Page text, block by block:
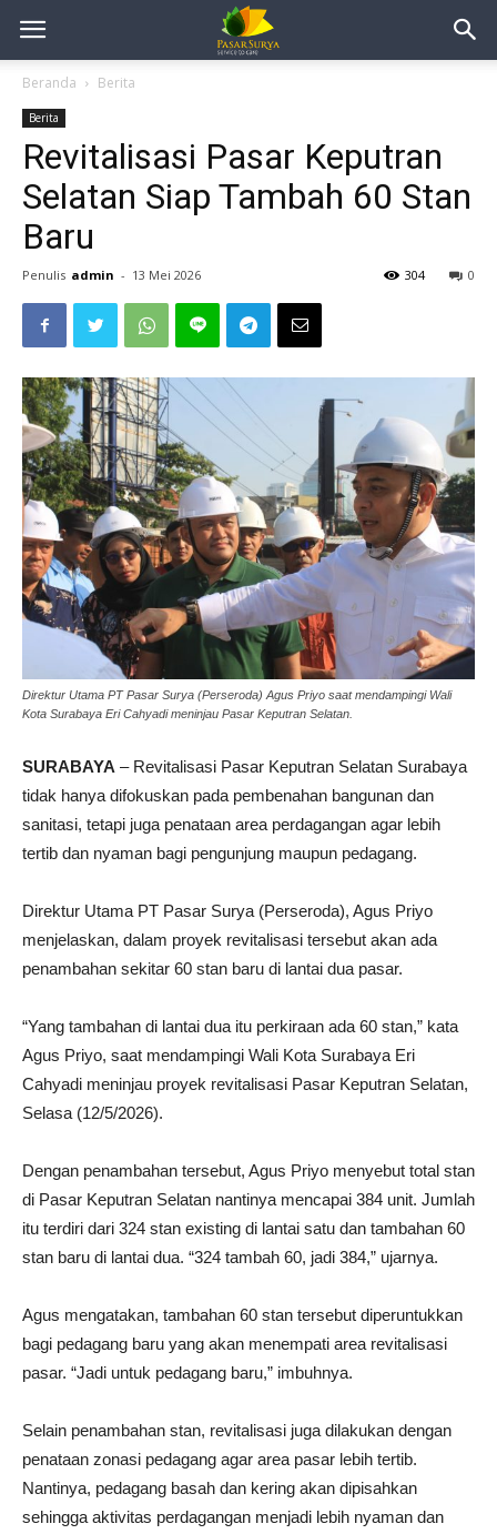
Beranda Berita
Berita
Revitalisasi Pasar Keputran
Selatan Siap Tambah 60 Stan
Baru
Penulis admin - 13 Mei 2026 0
304
Direktur Utama PT Pasar Surya (Perseroda) Agus Priyo saat mendampingi Wali
Kota Surabaya Eri Cahyadi meninjau Pasar Keputran Selatan.
SURABAYA – Revitalisasi Pasar Keputran Selatan Surabaya
tidak hanya difokuskan pada pembenahan bangunan dan
sanitasi, tetapi juga penataan area perdagangan agar lebih
tertib dan nyaman bagi pengunjung maupun pedagang.
Direktur Utama PT Pasar Surya (Perseroda), Agus Priyo
menjelaskan, dalam proyek revitalisasi tersebut akan ada
penambahan sekitar 60 stan baru di lantai dua pasar.
“Yang tambahan di lantai dua itu perkiraan ada 60 stan,” kata
Agus Priyo, saat mendampingi Wali Kota Surabaya Eri
Cahyadi meninjau proyek revitalisasi Pasar Keputran Selatan,
Selasa (12/5/2026).
Dengan penambahan tersebut, Agus Priyo menyebut total stan
di Pasar Keputran Selatan nantinya mencapai 384 unit. Jumlah
itu terdiri dari 324 stan existing di lantai satu dan tambahan 60
stan baru di lantai dua. “324 tambah 60, jadi 384,” ujarnya.
Agus mengatakan, tambahan 60 stan tersebut diperuntukkan
bagi pedagang baru yang akan menempati area revitalisasi
pasar. “Jadi untuk pedagang baru,” imbuhnya.
Selain penambahan stan, revitalisasi juga dilakukan dengan
penataan zonasi pedagang agar area pasar lebih tertib.
Nantinya, pedagang basah dan kering akan dipisahkan
sehingga aktivitas perdagangan menjadi lebih nyaman dan